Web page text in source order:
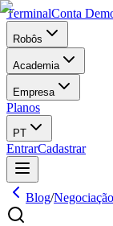
TerminalConta
Robôs
Academia
Empresa
Planos
PT
EntrarCadastrar
Blog/Negociação